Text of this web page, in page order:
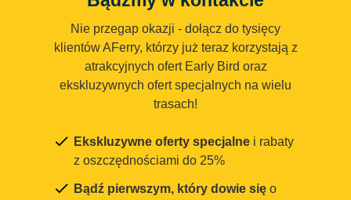
Nie przegap okazji - dołącz do tysięcy
klientów AFerry, którzy już teraz korzystają z
atrakcyjnych ofert Early Bird oraz
ekskluzywnych ofert specjalnych na wielu
trasach!
Ekskluzywne oferty specjalne i rabaty
z oszczędnościami do 25%
Bądź pierwszym, który dowie się o